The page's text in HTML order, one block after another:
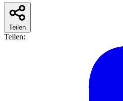
Teilen
Teilen: